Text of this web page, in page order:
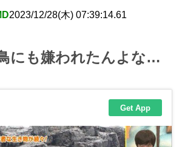
2023/12/28(木) 07:39:14.61
にも嫌われたんよな…